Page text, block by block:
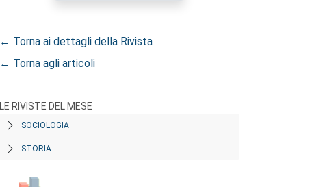
← Torna ai dettagli della Rivista
← Torna agli articoli
LE RIVISTE DEL MESE
SOCIOLOGIA
STORIA